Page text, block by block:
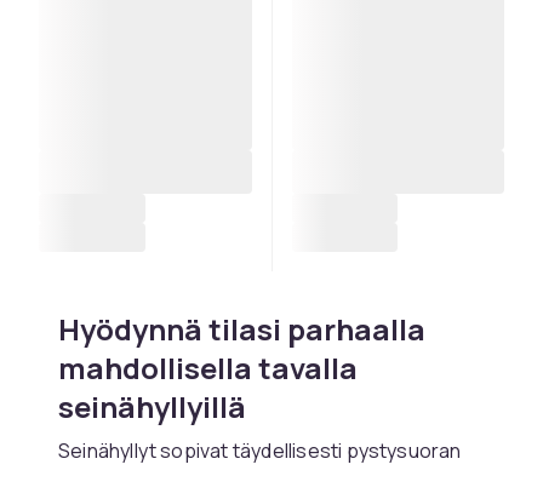
Hyödynnä tilasi parhaalla
mahdollisella tavalla
seinähyllyillä
Seinähyllyt sopivat täydellisesti pystysuoran